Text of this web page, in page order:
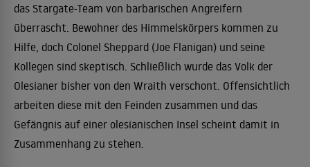
das Stargate-Team von barbarischen Angreifern
überrascht. Bewohner des Himmelskörpers kommen zu
Hilfe, doch Colonel Sheppard (Joe Flanigan) und seine
Kollegen sind skeptisch. Schließlich wurde das Volk der
Olesianer bisher von den Wraith verschont. Offensichtlich
arbeiten diese mit den Feinden zusammen und das
Gefängnis auf einer olesianischen Insel scheint damit in
Zusammenhang zu stehen.